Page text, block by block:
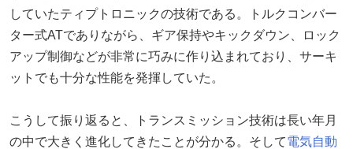
していたティプトロニックの技術である。トルクコンバー
ター式ATでありながら、ギア保持やキックダウン、ロック
アップ制御などが非常に巧みに作り込まれており、サーキ
ットでも十分な性能を発揮していた。
こうして振り返ると、トランスミッション技術は長い年月
の中で大きく進化してきたことが分かる。そして電気自動